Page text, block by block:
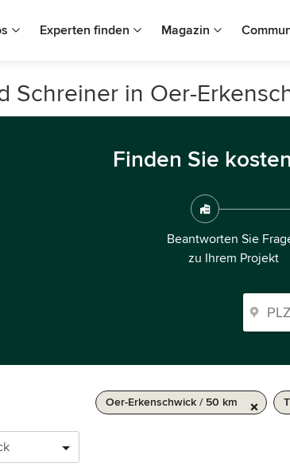
Experten finden Magazin
Schreiner in Oer-
Finden Sie
Beantworten Sie
zu Ihrem Projekt
Oer-Erkenschwick / 50 km